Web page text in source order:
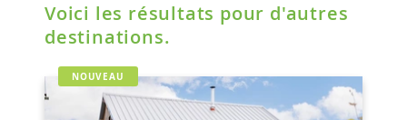
Voici les résultats pour d'autres
destinations.